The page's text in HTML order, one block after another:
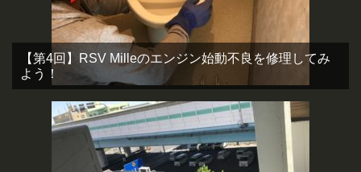
【第4回】RSV Milleのエンジン始動不良を修理してみ
よう！